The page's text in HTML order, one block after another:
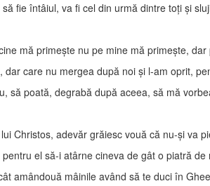
fie întâiul, va fi cel din urmă dintre toţi şi
mă primeşte nu pe mine mă primeşte, dar
care nu mergea după noi şi l-am oprit,
să poată, degrabă după aceea, să mă
Christos, adevăr grăiesc vouă că nu-şi va
el să-i atârne cineva de gât o piatră
amândouă mâinile având să te duci în